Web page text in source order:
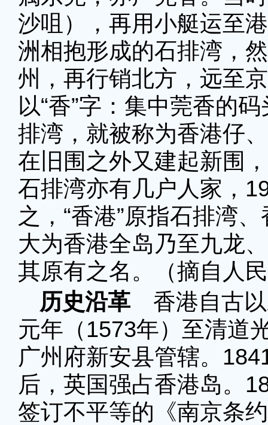
沙咀），再用小艇运至
洲相抱形成的石排湾，
州，再行销北方，远至
以“香”字：集中莞香的
排湾，就被称为香港仔
在旧围之外又建起新围
石排湾亦有几户人家，
之，“香港”原指石排湾
大为香港全岛乃至九龙
其原有之名。（摘自人
历史沿革 香港自古以
元年（1573年）至清道
广州府新安县管辖。
后，英国强占香港岛。
签订不平等的《南京条